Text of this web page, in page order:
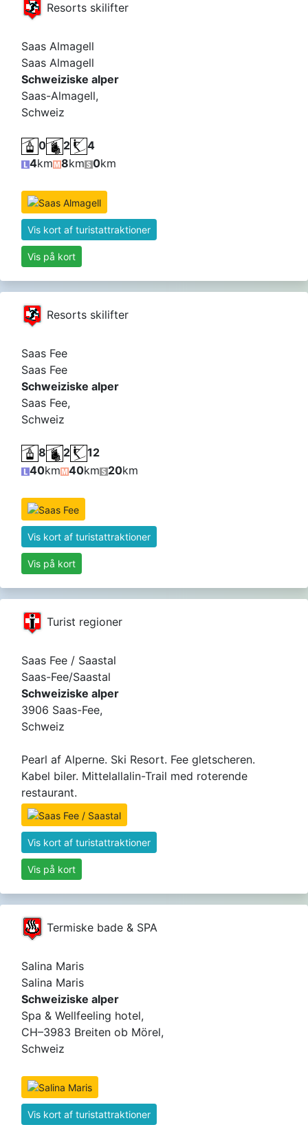
Resorts skilifter
Saas Almagell
Saas Almagell
Schweiziske alper
Saas-Almagell,
Schweiz
0 2
4
4km 8km 0km
Vis kort af turistattraktioner
Vis på kort
Resorts skilifter
Saas Fee
Saas Fee
Schweiziske alper
Saas Fee,
Schweiz
8 2
12
40km 40km 20km
Vis kort af turistattraktioner
Vis på kort
Turist regioner
Saas Fee / Saastal
Saas-Fee/Saastal
Schweiziske alper
3906 Saas-Fee,
Schweiz
Pearl af Alperne. Ski Resort. Fee gletscheren.
Kabel biler. Mittelallalin-Trail med roterende
restaurant.
Vis kort af turistattraktioner
Vis på kort
Termiske bade & SPA
Salina Maris
Salina Maris
Schweiziske alper
Spa & Wellfeeling hotel,
CH–3983 Breiten ob Mörel,
Schweiz
Vis kort af turistattraktioner